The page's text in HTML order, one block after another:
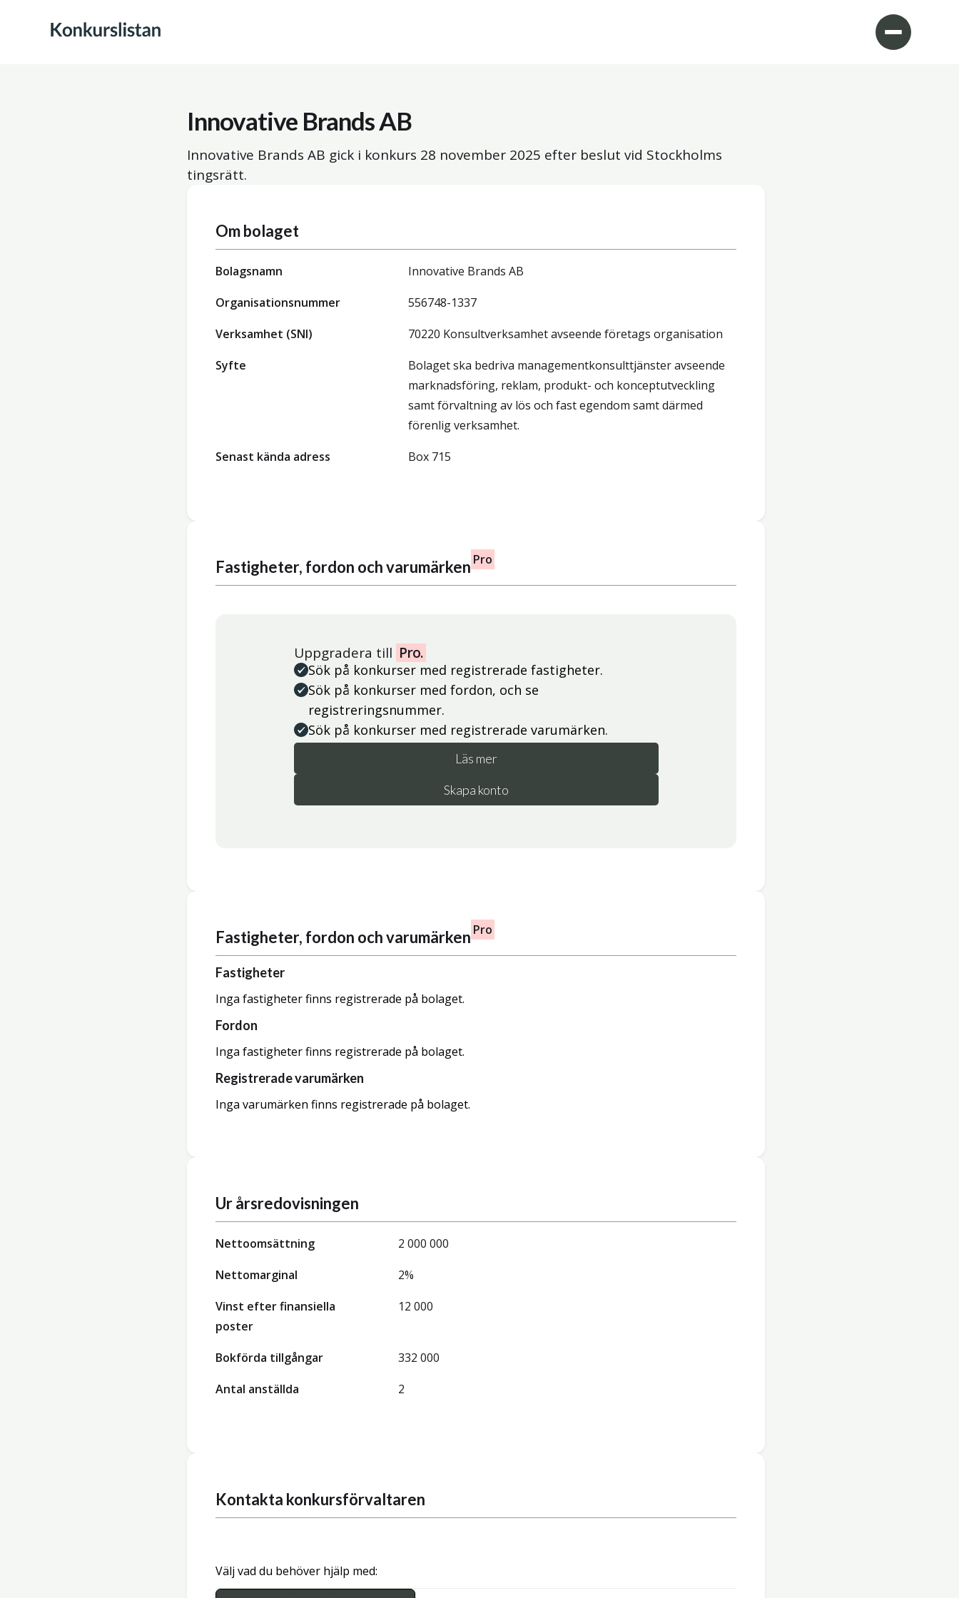
Innovative Brands AB
Innovative Brands AB gick i konkurs 28 november 2025 efter beslut vid Stockholms
tingsrätt.
Om bolaget
Bolagsnamn
Innovative Brands AB
Organisationsnummer
556748-1337
Verksamhet (SNI)
70220 Konsultverksamhet avseende företags organisation
Syfte
Bolaget ska bedriva managementkonsulttjänster avseende
marknadsföring, reklam, produkt- och konceptutveckling
samt förvaltning av lös och fast egendom samt därmed
förenlig verksamhet.
Senast kända adress
Box 715
Fastigheter, fordon och varumärken Pro
Uppgradera till Pro.
Sök på konkurser med registrerade fastigheter.
Sök på konkurser med fordon, och se
registreringsnummer.
Sök på konkurser med registrerade varumärken.
Läs mer
Skapa konto
Fastigheter, fordon och varumärken Pro
Fastigheter
Inga fastigheter finns registrerade på bolaget.
Fordon
Inga fastigheter finns registrerade på bolaget.
Registrerade varumärken
Inga varumärken finns registrerade på bolaget.
Ur årsredovisningen
Nettoomsättning
2 000 000
Nettomarginal
2%
Vinst efter finansiella
poster
12 000
Bokförda tillgångar
332 000
Antal anställda
2
Kontakta konkursförvaltaren
Välj vad du behöver hjälp med: